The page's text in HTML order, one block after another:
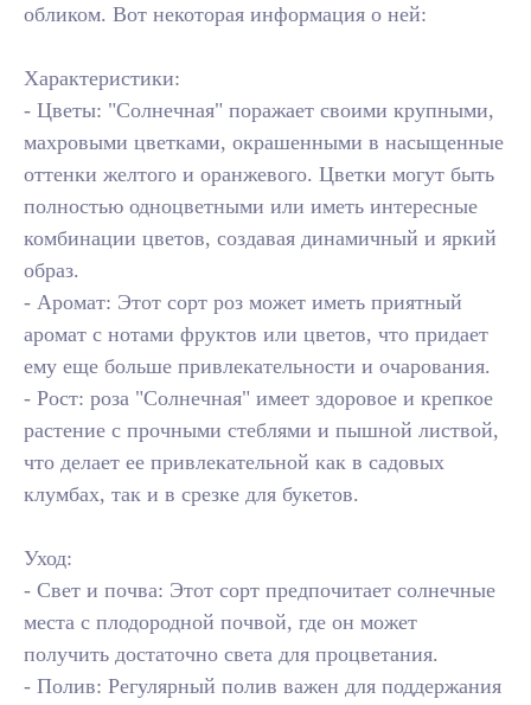
обликом. Вот некоторая информация о ней:
Характеристики:
- Цветы: "Солнечная" поражает своими крупными,
махровыми цветками, окрашенными в насыщенные
оттенки желтого и оранжевого. Цветки могут быть
полностью одноцветными или иметь интересные
комбинации цветов, создавая динамичный и яркий
образ.
- Аромат: Этот сорт роз может иметь приятный
аромат с нотами фруктов или цветов, что придает
ему еще больше привлекательности и очарования.
- Рост: роза "Солнечная" имеет здоровое и крепкое
растение с прочными стеблями и пышной листвой,
что делает ее привлекательной как в садовых
клумбах, так и в срезке для букетов.
Уход:
- Свет и почва: Этот сорт предпочитает солнечные
места с плодородной почвой, где он может
получить достаточно света для процветания.
- Полив: Регулярный полив важен для поддержания